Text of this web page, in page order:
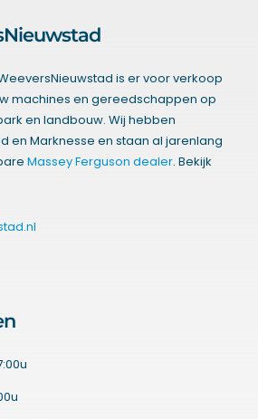
is er voor verkoop
machines en gereedschappen op
en landbouw. Wij hebben
en Marknesse en staan al jarenlang
Massey Ferguson dealer. Bekijk